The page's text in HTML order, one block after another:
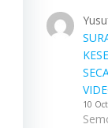
10